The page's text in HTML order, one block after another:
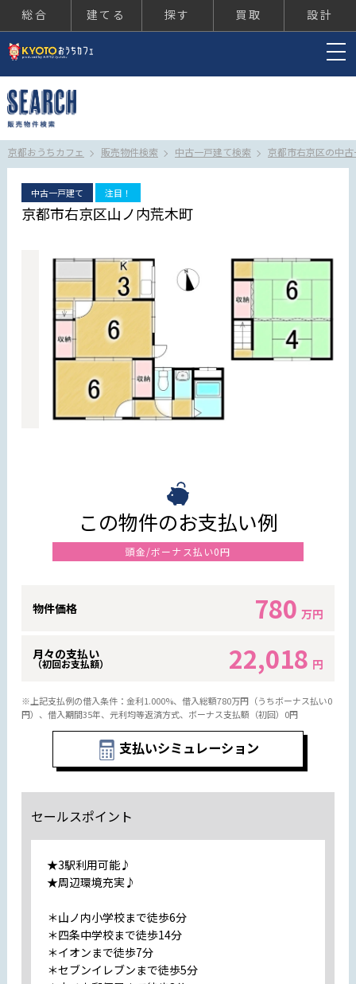
総合 建てる 探す 買取 設計
京都おうちカフェ 販売物件検索 中古一戸建て検索 京都市右京区の中
中古一戸建て 注目！
京都市右京区山ノ内荒木町
この物件のお支払い例
頭金/ボーナス払い0円
物件価格 780 万円
月々の支払い
（初回お支払額） 22,018 円
※上記支払例の借入条件：金利1.000%、借入総額780万円（うちボーナス払い0
円）、借入期間35年、元利均等返済方式、ボーナス支払額（初回）0円
支払いシミュレーション
セールスポイント
★3駅利用可能♪
★周辺環境充実♪
＊山ノ内小学校まで徒歩6分
＊四条中学校まで徒歩14分
＊イオンまで徒歩7分
＊セブンイレブンまで徒歩5分